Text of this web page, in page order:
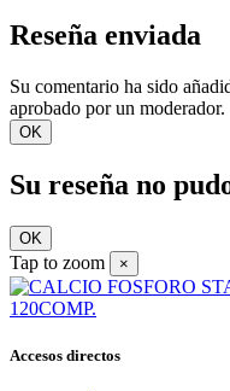
Reseña enviada
Su comentario ha sido
aprobado por un moderador.
OK
Su reseña no
OK
Tap to zoom ×
Accesos directos